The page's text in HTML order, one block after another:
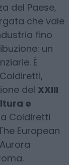
del Paese,
che vale
fino
un
È
del XXIII
e
Coldiretti
European